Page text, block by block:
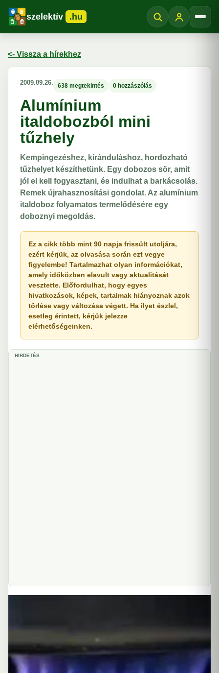
szelektív .hu
<- Vissza a hírekhez
2009.09.26. 638 megtekintés 0 hozzászólás
Alumínium
italdobozból mini
tűzhely
Kempingezéshez, kiránduláshoz, hordozható
tűzhelyet készíthetünk. Egy dobozos sör, amit
jól el kell fogyasztani, és indulhat a barkácsolás.
Remek újrahasznosítási gondolat. Az alumínium
italdoboz folyamatos termelődésére egy
doboznyi megoldás.
Ez a cikk több mint 90 napja frissült utoljára,
ezért kérjük, az olvasása során ezt vegye
figyelembe! Tartalmazhat olyan információkat,
amely időközben elavult vagy aktualitását
vesztette. Előfordulhat, hogy egyes
hivatkozások, képek, tartalmak hiányoznak azok
törlése vagy változása végett. Ha ilyet észlel,
esetleg érintett, kérjük jelezze
elérhetőségeinken.
HIRDETÉS